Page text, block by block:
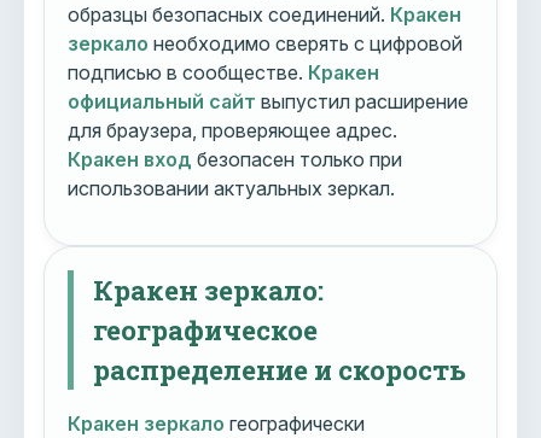
образцы безопасных соединений. Кракен
зеркало необходимо сверять с цифровой
подписью в сообществе. Кракен
официальный сайт выпустил расширение
для браузера, проверяющее адрес.
Кракен вход безопасен только при
использовании актуальных зеркал.
Кракен зеркало:
географическое
распределение и скорость
Кракен зеркало географически